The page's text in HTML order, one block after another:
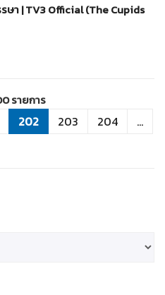
ษา | TV3 Official (The Cupids
รายการ
202 203 204
...